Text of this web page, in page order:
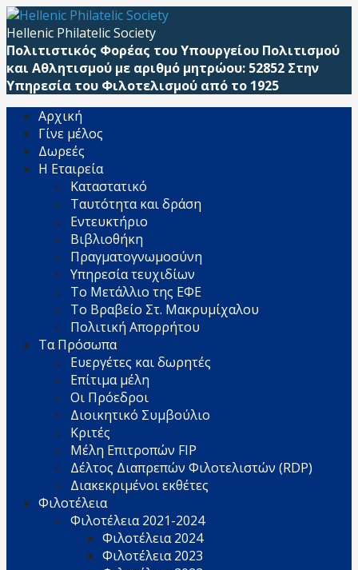
Μετάβαση
απευθείας
στο
περιεχόμενο
Hellenic Philatelic Society
Πολιτιστικός Φορέας του Υπουργείου Πολιτισμού
και Αθλητισμού με αριθμό μητρώου: 52852 Στην
Υπηρεσία του Φιλοτελισμού από το 1925
Αρχική
Γίνε μέλος
Δωρεές
Η Εταιρεία
Καταστατικό
Ταυτότητα και δράση
Εντευκτήριο
Βιβλιοθήκη
Πραγματογνωμοσύνη
Υπηρεσία τευχιδίων
Το Μετάλλιο της ΕΦΕ
Το Βραβείο Στ. Μακρυμίχαλου
Πολιτική Απορρήτου
Τα Πρόσωπα
Ευεργέτες και δωρητές
Επίτιμα μέλη
Οι Πρόεδροι
Διοικητικό Συμβούλιο
Κριτές
Μέλη Επιτροπών FIP
Δέλτος Διαπρεπών Φιλοτελιστών (RDP)
Διακεκριμένοι εκθέτες
Φιλοτέλεια
Φιλοτέλεια 2021-2024
Φιλοτέλεια 2024
Φιλοτέλεια 2023